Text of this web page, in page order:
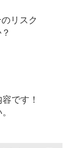
リスク
です！